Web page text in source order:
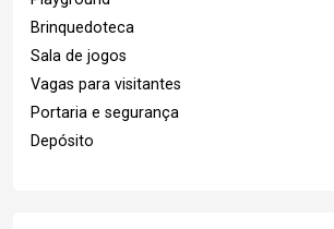
Brinquedoteca
Sala de jogos
Vagas para visitantes
Portaria e segurança
Depósito